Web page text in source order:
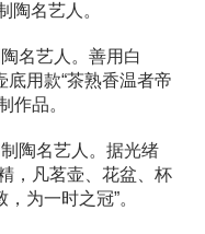
陶名艺人。
名艺人。善用白
用款“茶熟香温者帝
作品。
陶名艺人。据光绪
，凡茗壶、花盆、杯
为一时之冠”。